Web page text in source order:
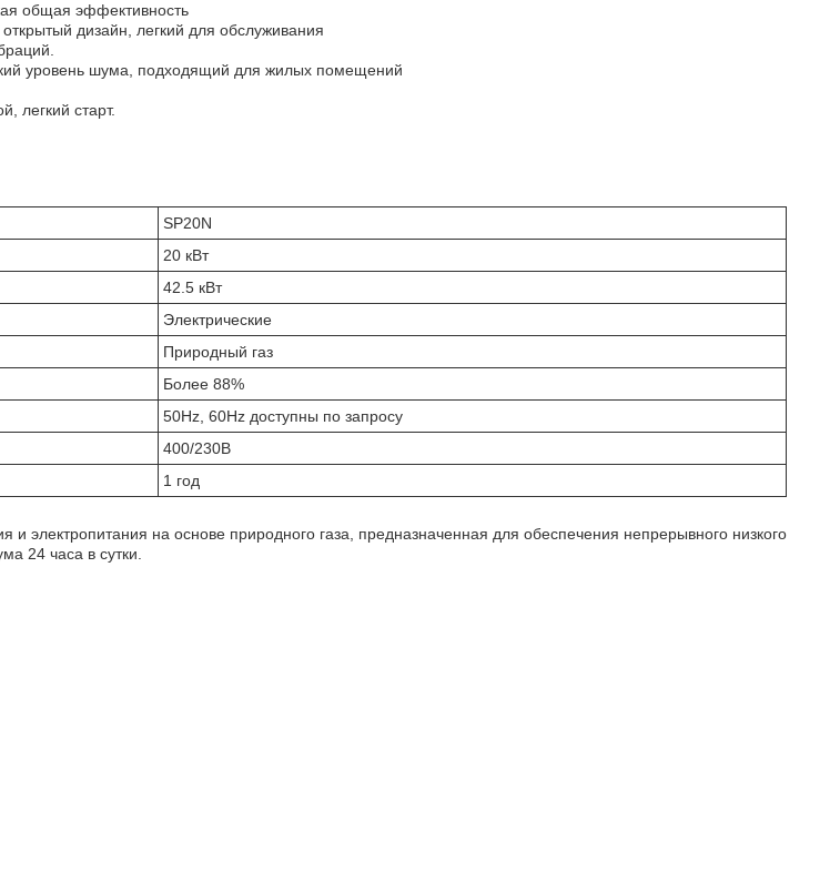
общая эффективность
дизайн, легкий для обслуживания
уровень шума, подходящий для жилых помещений
легкий старт.
SP20N
20 кВт
42.5 кВт
Электрические
Природный газ
Более 88%
50Hz, 60Hz доступны по запросу
400/230В
1 год
и электропитания на основе природного газа, предназначенная для обеспечения непрерывного низкого
24 часа в сутки.